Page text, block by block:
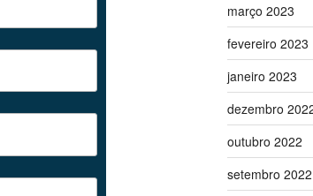
março 2023
fevereiro 2023
janeiro 2023
dezembro
outubro 2022
setembro 2022